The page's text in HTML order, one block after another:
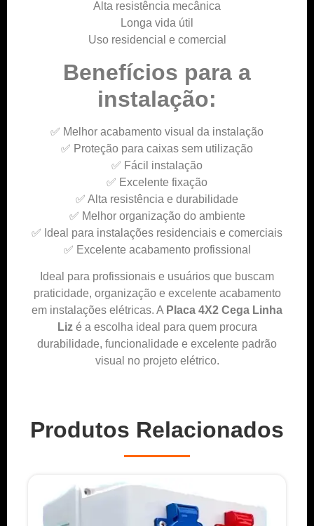
Alta resistência mecânica
Longa vida útil
Uso residencial e comercial
Benefícios para a
instalação:
✅ Melhor acabamento visual da instalação
✅ Proteção para caixas sem utilização
✅ Fácil instalação
✅ Excelente fixação
✅ Alta resistência e durabilidade
✅ Melhor organização do ambiente
✅ Ideal para instalações residenciais e comerciais
✅ Excelente acabamento profissional
Ideal para profissionais e usuários que buscam
praticidade, organização e excelente acabamento
em instalações elétricas. A Placa 4X2 Cega Linha
Lizé a escolha ideal para quem procura
durabilidade, funcionalidade e excelente padrão
visual no projeto elétrico.
Produtos Relacionados